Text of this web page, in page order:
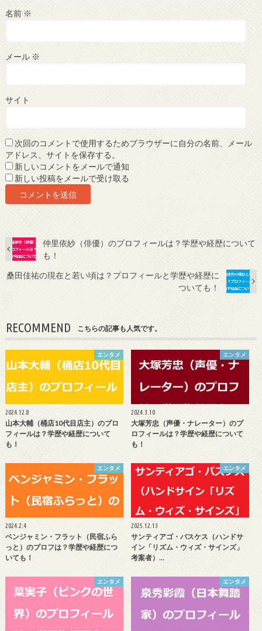
名前 ※
メール ※
サイト
次回のコメントで使用するためブラウザーに自分の名前、メール
アドレス、サイトを保存する。
新しいコメントをメールで通知
新しい投稿をメールで受け取る
仲里依紗（俳優）のプロフィールは？学歴や経歴について
も！
桑田佳祐の現在と若い頃は？プロフィールと学歴や経歴に
ついても！
RECOMMEND こちらの記事も人気です。
エンタメ
2024.12.8
山本大輔（桶店10代目店主）のプロ
フィールは？学歴や経歴について
も！
エンタメ
2024.3.10
大塚芳忠（声優・ナレーター）のプ
ロフィールは？学歴や経歴について
も！
エンタメ
2024.2.4
ベンジャミン・フラット（民宿ふら
っと）のプロフは？学歴や経歴につ
いても！
エンタメ
2025.12.13
サンティアゴ・バスケス（ハンドサ
イン「リズム・ウィズ・サインズ」
考案者）…
エンタメ エンタメ